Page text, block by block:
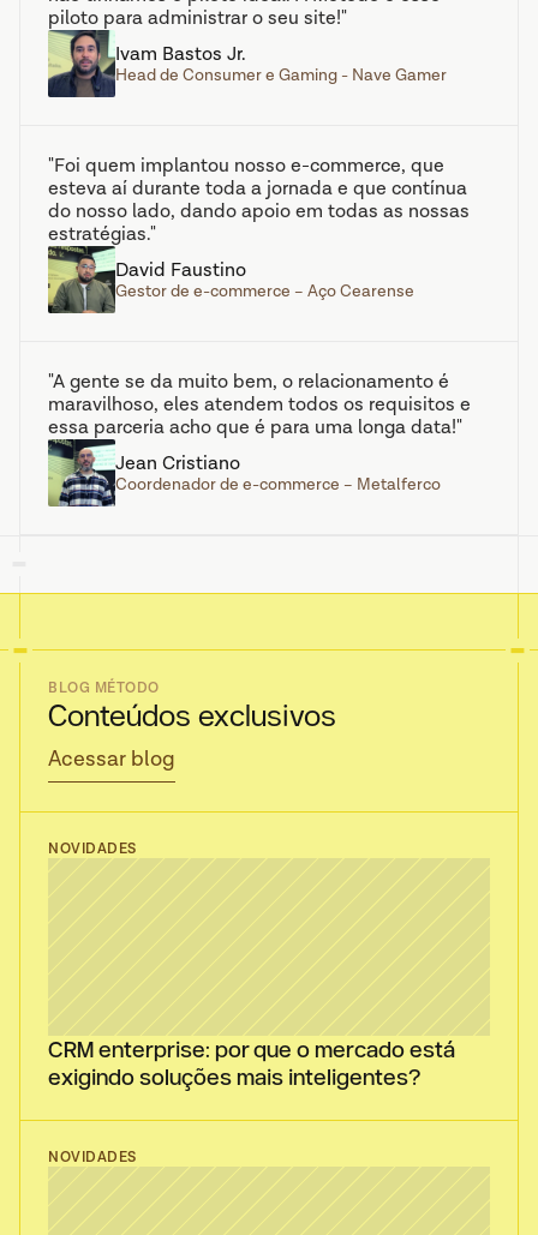
piloto para administrar o seu site!"
Ivam Bastos Jr.
Head de Consumer e Gaming - Nave Gamer
"Foi quem implantou nosso e-commerce, que
esteva aí durante toda a jornada e que contínua
do nosso lado, dando apoio em todas as nossas
estratégias."
David Faustino
Gestor de e-commerce – Aço Cearense
"A gente se da muito bem, o relacionamento é
maravilhoso, eles atendem todos os requisitos e
essa parceria acho que é para uma longa data!"
Jean Cristiano
Coordenador de e-commerce – Metalferco
BLOG MÉTODO
Conteúdos exclusivos
Acessar blog
NOVIDADES
CRM enterprise: por que o mercado está
exigindo soluções mais inteligentes?
NOVIDADES